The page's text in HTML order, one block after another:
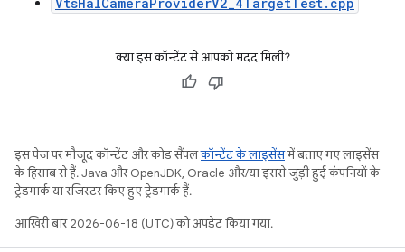
क्या इस कॉन्टेंट से आपको मदद मिली?
इस पेज पर मौजूद कॉन्टेंट और कोड सैंपलकॉन्टेंट के लाइसेंसमें बताए गए लाइसेंस
के हिसाब से हैं. Java और OpenJDK, Oracle और/या इससे जुड़ी हुई कंपनियों के
ट्रेडमार्क या रजिस्टर किए हुए ट्रेडमार्क हैं.
आखिरी बार 2026-06-18 (UTC) को अपडेट किया गया.